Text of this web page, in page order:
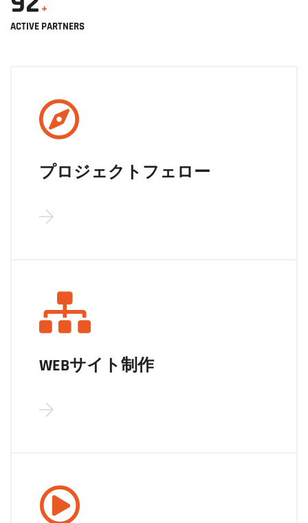
+
ACTIVE PARTNERS
プロジェクトフェロー
WEBサイト制作